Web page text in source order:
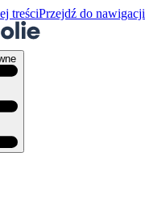
treściPrzejdź do nawigacji